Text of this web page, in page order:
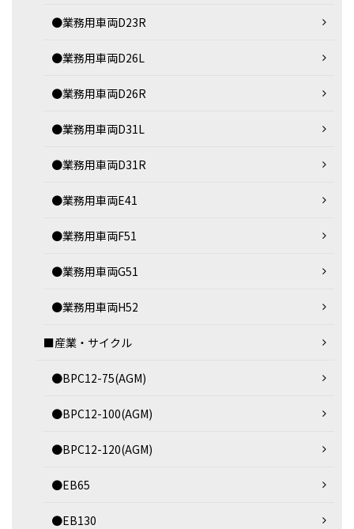
●業務用車両D23R
●業務用車両D26L
●業務用車両D26R
●業務用車両D31L
●業務用車両D31R
●業務用車両E41
●業務用車両F51
●業務用車両G51
●業務用車両H52
■産業・サイクル
●BPC12-75(AGM)
●BPC12-100(AGM)
●BPC12-120(AGM)
●EB65
●EB130